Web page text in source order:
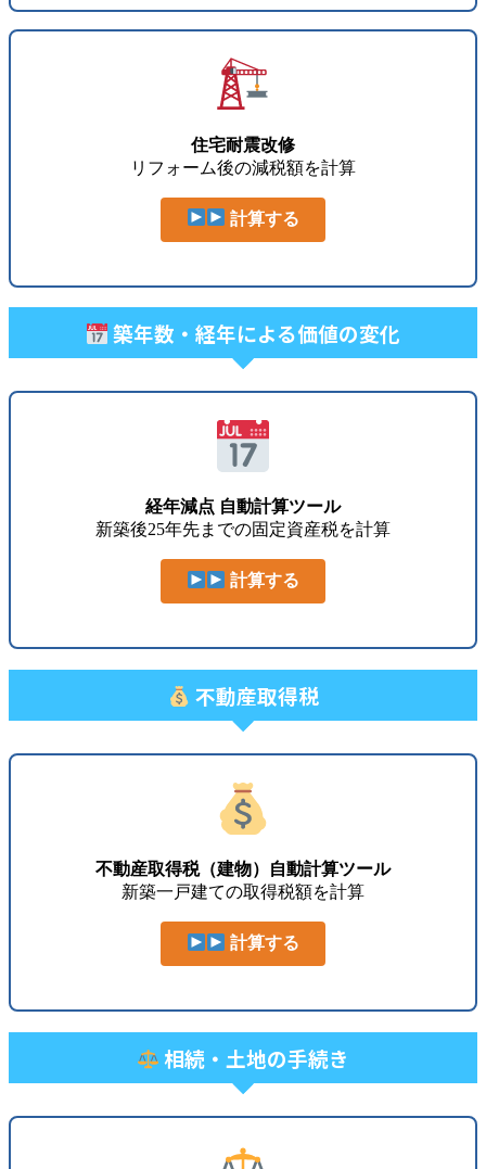
住宅耐震改修
リフォーム後の減税額を計算
計算する
築年数・経年による価値の変化
経年減点 自動計算ツール
新築後25年先までの固定資産税を計算
計算する
不動産取得税
不動産取得税（建物）自動計算ツール
新築一戸建ての取得税額を計算
計算する
相続・土地の手続き